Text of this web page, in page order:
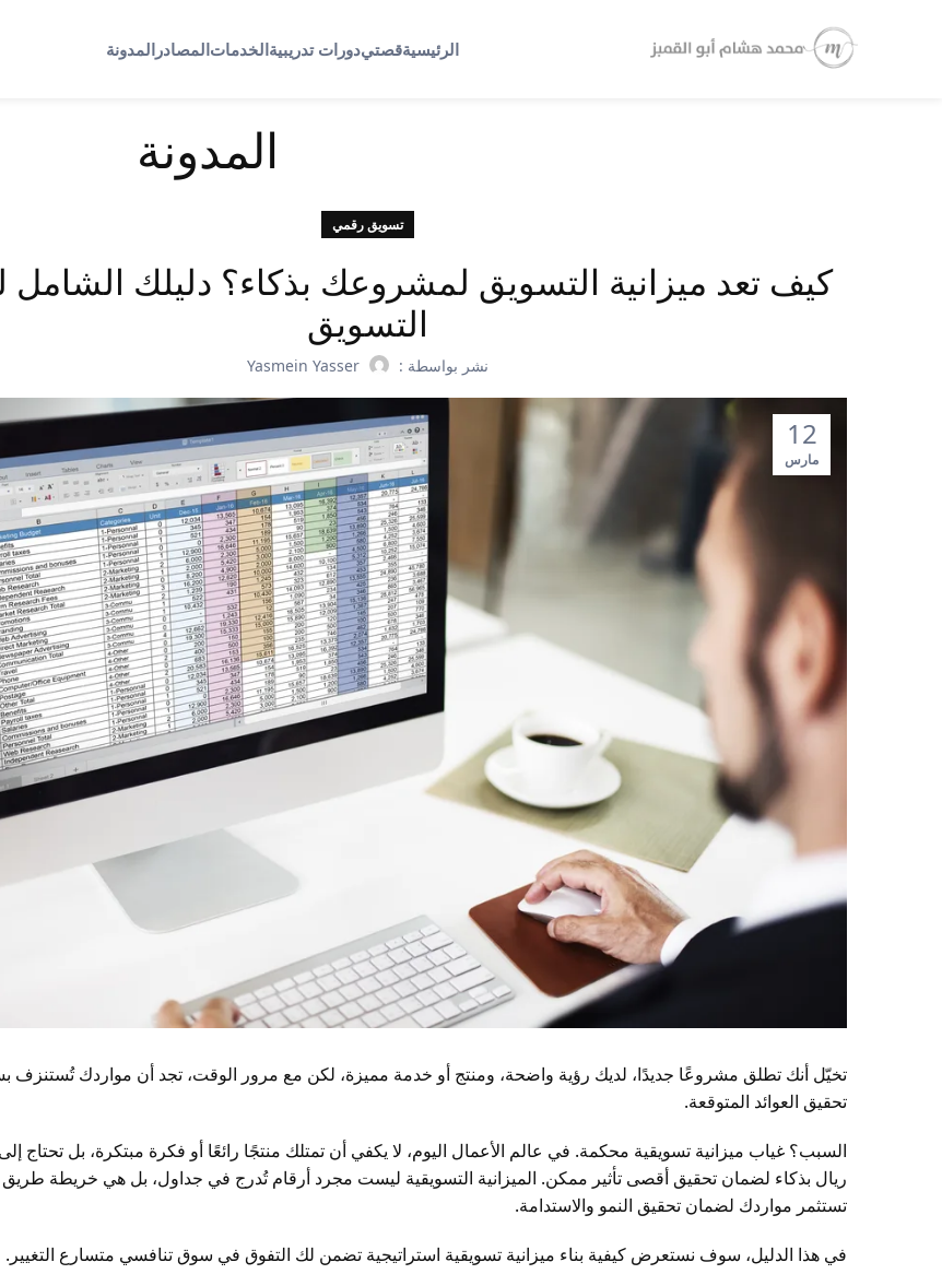
الرئيسيةقصتيدورات تدريبيةالخدماتالمصادر المدونة
المدونة
تسويق رقمي
كيف تعد ميزانية التسويق لمشروعك بذكاء؟ دليلك الشامل
التسويق
نشر بواسطة : Yasmein Yasser
12
مارس
تخيّل أنك تطلق مشروعًا جديدًا، لديك رؤية واضحة، ومنتج أو خدمة مميزة، لكن مع مرور الوقت، تجد أن مواردك تُستنزف
تحقيق العوائد المتوقعة.
السبب؟ غياب ميزانية تسويقية محكمة. في عالم الأعمال اليوم، لا يكفي أن تمتلك منتجًا رائعًا أو فكرة مبتكرة، بل تحتاج
ريال بذكاء لضمان تحقيق أقصى تأثير ممكن. الميزانية التسويقية ليست مجرد أرقام تُدرج في جداول، بل هي خريطة
تستثمر مواردك لضمان تحقيق النمو والاستدامة.
في هذا الدليل، سوف نستعرض كيفية بناء ميزانية تسويقية استراتيجية تضمن لك التفوق في سوق تنافسي متسارع التغيير.